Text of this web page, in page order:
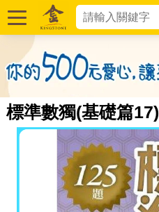
標準數獨(基礎篇17)